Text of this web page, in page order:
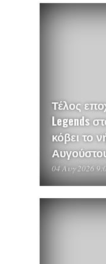
Τέλος
Legends
κόβει το
04 Αυγ 2026